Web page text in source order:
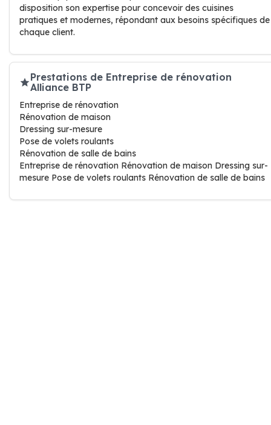
disposition son expertise pour concevoir des cuisines
pratiques et modernes, répondant aux besoins spécifiques de
chaque client.
Prestations de Entreprise de rénovation
Alliance BTP
Entreprise de rénovation
Rénovation de maison
Dressing sur-mesure
Pose de volets roulants
Rénovation de salle de bains
Entreprise de rénovation Rénovation de maison Dressing sur-
mesure Pose de volets roulants Rénovation de salle de bains